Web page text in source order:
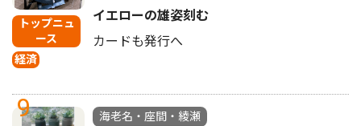
トップニュ
ース
経済
イエローの雄姿刻む
カードも発行へ
9
海老名・座間・綾瀬